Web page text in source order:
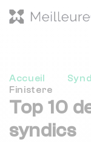
Accueil
Finistere
Top 10
syndics